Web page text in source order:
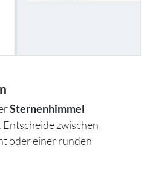
Sternenhimmel
zwischen
oder einer runden